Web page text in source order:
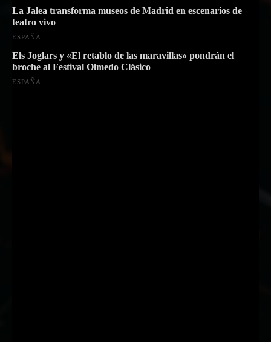
La Jalea transforma museos de Madrid en escenarios de
teatro vivo
ESPAÑA
Els Joglars y «El retablo de las maravillas» pondrán el
broche al Festival Olmedo Clásico
ESPAÑA